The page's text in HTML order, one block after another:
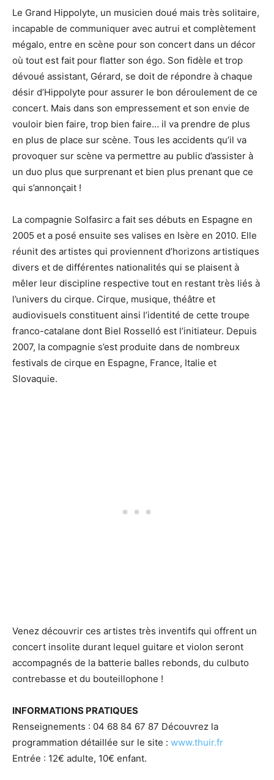
Le Grand Hippolyte, un musicien doué mais très solitaire,
incapable de communiquer avec autrui et complètement
mégalo, entre en scène pour son concert dans un décor
où tout est fait pour flatter son égo. Son fidèle et trop
dévoué assistant, Gérard, se doit de répondre à chaque
désir d’Hippolyte pour assurer le bon déroulement de ce
concert. Mais dans son empressement et son envie de
vouloir bien faire, trop bien faire… il va prendre de plus
en plus de place sur scène. Tous les accidents qu’il va
provoquer sur scène va permettre au public d’assister à
un duo plus que surprenant et bien plus prenant que ce
qui s’annonçait !
La compagnie Solfasirc a fait ses débuts en Espagne en
2005 et a posé ensuite ses valises en Isère en 2010. Elle
réunit des artistes qui proviennent d’horizons artistiques
divers et de différentes nationalités qui se plaisent à
mêler leur discipline respective tout en restant très liés à
l’univers du cirque. Cirque, musique, théâtre et
audiovisuels constituent ainsi l’identité de cette troupe
franco-catalane dont Biel Rosselló est l’initiateur. Depuis
2007, la compagnie s’est produite dans de nombreux
festivals de cirque en Espagne, France, Italie et
Slovaquie.
Venez découvrir ces artistes très inventifs qui offrent un
concert insolite durant lequel guitare et violon seront
accompagnés de la batterie balles rebonds, du culbuto
contrebasse et du bouteillophone !
INFORMATIONS PRATIQUES
Renseignements : 04 68 84 67 87 Découvrez la
programmation détaillée sur le site : www.thuir.fr
Entrée : 12€ adulte, 10€ enfant.